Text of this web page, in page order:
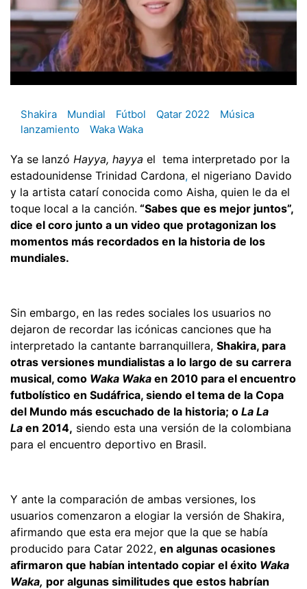
Shakira Mundial Fútbol Qatar 2022
Música
lanzamiento
Waka Waka
Ya se lanzó Hayya, hayya el tema interpretado por la
estadounidense Trinidad Cardona, el nigeriano Davido
y la artista catarí conocida como Aisha, quien le da el
toque local a la canción. “Sabes que es mejor juntos”,
dice el coro junto a un video que protagonizan los
momentos más recordados en la historia de los
mundiales.
Sin embargo, en las redes sociales los usuarios no
dejaron de recordar las icónicas canciones que ha
interpretado la cantante barranquillera, Shakira, para
otras versiones mundialistas a lo largo de su carrera
musical, como Waka Waka en 2010 para el encuentro
futbolístico en Sudáfrica, siendo el tema de la Copa
del Mundo más escuchado de la historia; o La La
La en 2014, siendo esta una versión de la colombiana
para el encuentro deportivo en Brasil.
Y ante la comparación de ambas versiones, los
usuarios comenzaron a elogiar la versión de Shakira,
afirmando que esta era mejor que la que se había
producido para Catar 2022, en algunas ocasiones
afirmaron que habían intentado copiar el éxito Waka
Waka, por algunas similitudes que estos habrían